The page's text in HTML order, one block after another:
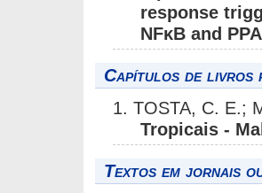
response
NFκB and
Capítulos de livros
1. TOSTA, C. E.;
Tropicais -
Textos em jornais